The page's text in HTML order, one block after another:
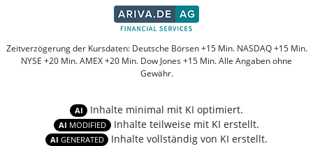
Zeitverzögerung der Kursdaten: Deutsche Börsen +15 Min. NASDAQ +15 Min.
NYSE +20 Min. AMEX +20 Min. Dow Jones +15 Min. Alle Angaben ohne
Gewähr.
AI Inhalte minimal mit KI optimiert.
AI MODIFIED Inhalte teilweise mit KI erstellt.
AI GENERATED Inhalte vollständig von KI erstellt.